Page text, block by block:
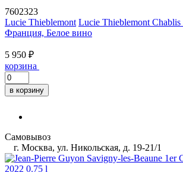
7602323
Lucie Thieblemont Lucie Thieblemont Chablis
Франция, Белое вино
5 950 ₽
корзина
в корзину
Самовывоз
г. Москва, ул. Никольская, д. 19-21/1